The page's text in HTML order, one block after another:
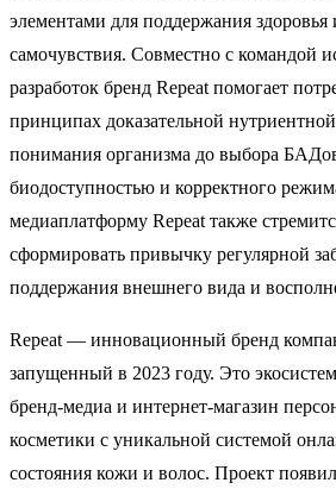
элементами для поддержания здоровья
самочувствия. Совместно с командой
разработок бренд Repeat помогает
принципах доказательной
понимания организма до выбора
биодоступностью и корректного
медиаплатформу Repeat также
сформировать привычку регулярной
поддержания внешнего вида и
Repeat — инновационный бренд
запущенный в 2023 году. Это
бренд-медиа и интернет-магазин
косметики с уникальной системой
состояния кожи и волос. Проект